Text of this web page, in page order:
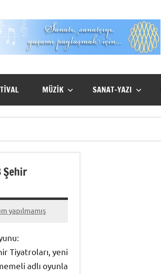
MÜZİK SANAT-YAZI
Şehir
yapılmamış
Tiyatroları, yeni
adlı oyunla